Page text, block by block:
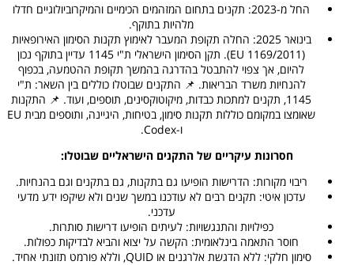
החל מ-2023: תקנים בתחום המזהמים הכימיים והמיקרוביולוגיים חדלו
מלהיות בתוקף.
בינואר 2025: החלה תקופת המעבר לאימוץ תקנות הסימון האירופאיות
(EU 1169/2011). תקן הסימון הישראלי ת"י 1145 עדיין בתוקף נכון
להיום, אך צפוי להתבטל בהדרגה בהמשך תקופת ההטמעה, בכפוף
להנחיות משרד הבריאות. 📌 התקנים שבוטלו כוללים בין השאר: ת"י
1145, תקנים למתכות כבדות, מיקוטוקסינים, תוספים, ועוד. 📌 התקנות
שאומצו במקומם כוללות תקנות סימון, בטיחות, היגיינה, ותוספים מבית EU
ו-Codex.
חסרונות עיקריים של התקנים הישראליים שבוטלו:
ריבוי מקורות: הדרישות הופיעו גם בתקנות, גם בתקנים וגם בהנחיות.
עדכון איטי: תקנים רבים לא עודכנו במשך שנים ולא שיקפו ידע מדעי
עדכני.
כפילויות והתנגשויות: לעיתים הופיעו דרישות סותרות.
חוסר התאמה בינלאומית: הקשה על יצוא והביא לבדיקות כפולות.
סימון חלקי: ללא הדגשת אלרגנים או QUID, וללא פורמט תזונתי אחיד.